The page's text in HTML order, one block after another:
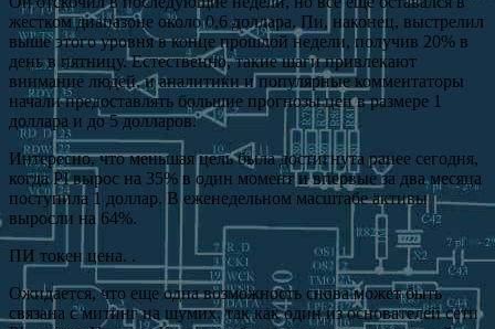
жестком диапазоне около 0,6 доллара. Пи, наконец, выстрелил
выше этого уровня в конце прошлой недели, получив 20% в
день в пятницу. Естественно, такие шаги привлекают
внимание людей, и аналитики и популярные комментаторы
начали предоставлять большие прогнозы цен в размере 1
доллара и до 5 долларов.
Интересно, что меньшая цель была достигнута ранее сегодня,
когда PI вырос на 35% в один момент и впервые за два месяца
поступила 1 доллар. В еженедельном масштабе активы
выросли на 64%.
ПИ токен цена. .
Ожидается, что еще одна возможность снова может быть
связана с митинг на шумих, так как один из основателей сети